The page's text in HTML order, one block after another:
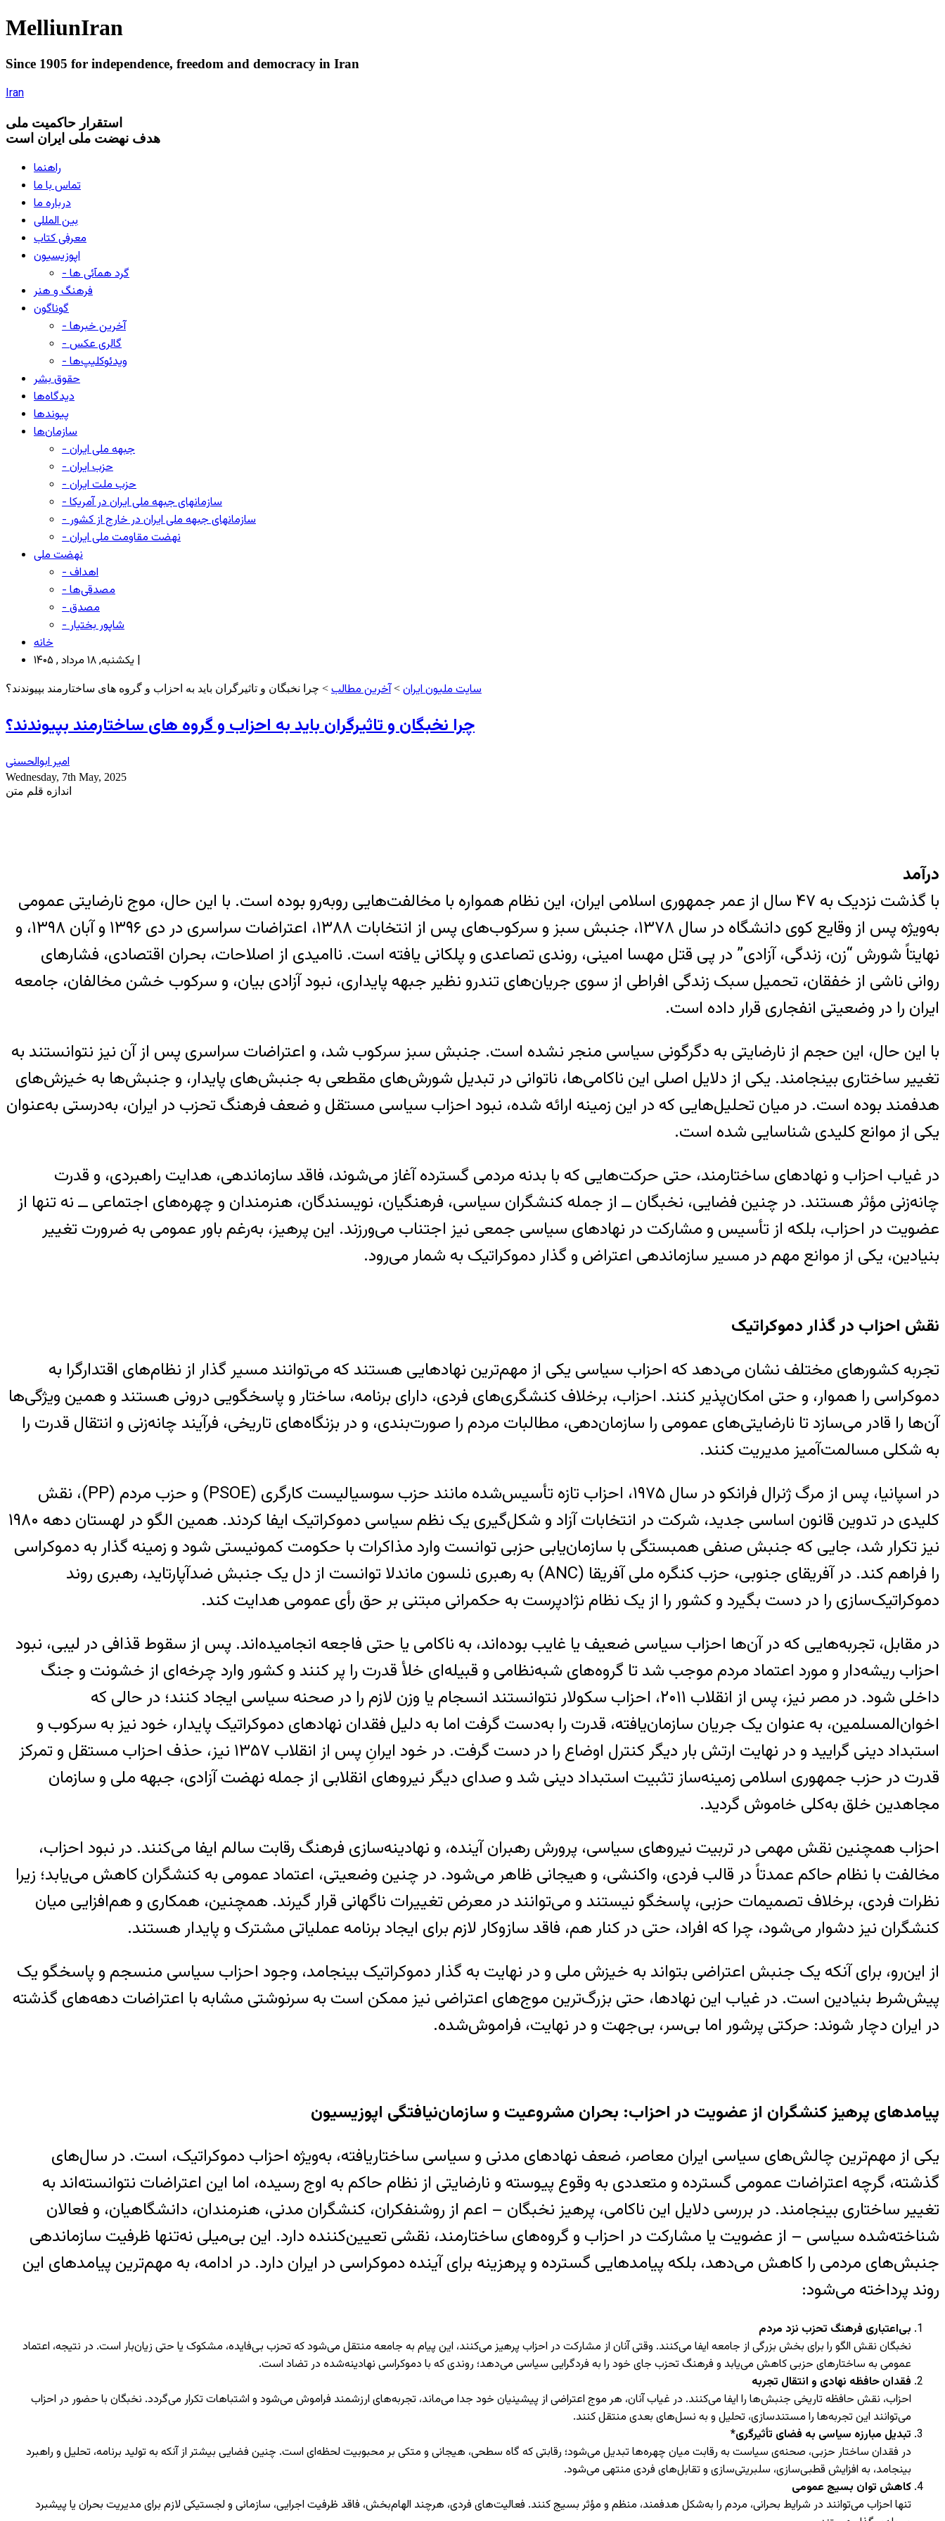
MelliunIran
Since 1905 for independence, freedom and democracy in Iran
Iran
استقرار حاکميت ملی
هدف نهضت ملی ایران است
راهنما
تماس با ما
درباره ما
بین المللی
معرفی کتاب
اپوزیسیون
- گرد همآئی ها
فرهنگ و هنر
گوناگون
- آخرین خبرها
- گالری عکس
- ویدئوکلیپ‌ها
حقوق بشر
دیدگاه‌ها
پیوندها
سازمان‌ها
- جبهه ملی ایران
- حزب ایران
- حزب ملت ایران
- سازمانهای جبهه ملی ایران در آمریکا
- سازمانهای جبهه ملی ایران در خارج از کشور
- نهضت مقاومت ملی ایران
نهضت ملی
- اهداف
- مصدقی‌ها
- مصدق
- شاپور بختیار
خانه
یکشنبه, ۱۸ مرداد , ۱۴۰۵ |
سایت ملیون ایران >آخرین مطالب > چرا نخبگان و تاثیرگران باید به احزاب و گروه های ساختارمند بپیوندند؟
چرا نخبگان و تاثیرگران باید به احزاب و گروه های ساختارمند بپیوندند؟
امیر ابوالحسنی
Wednesday, 7th May, 2025
اندازه قلم متن
درآمد
با گذشت نزدیک به ۴۷ سال از عمر جمهوری اسلامی ایران، این نظام همواره با مخالفت‌هایی روبه‌رو بوده است. با این حال، موج نارضایتی عمومی
به‌ویژه پس از وقایع کوی دانشگاه در سال ۱۳۷۸، جنبش سبز و سرکوب‌های پس از انتخابات ۱۳۸۸، اعتراضات سراسری در دی ۱۳۹۶ و آبان ۱۳۹۸، و
نهایتاً شورش “زن، زندگی، آزادی” در پی قتل مهسا امینی، روندی تصاعدی و پلکانی یافته است. ناامیدی از اصلاحات، بحران اقتصادی، فشارهای
روانی ناشی از خفقان، تحمیل سبک زندگی افراطی از سوی جریان‌های تندرو نظیر جبهه پایداری، نبود آزادی بیان، و سرکوب خشن مخالفان، جامعه
ایران را در وضعیتی انفجاری قرار داده است.
با این حال، این حجم از نارضایتی به دگرگونی سیاسی منجر نشده است. جنبش سبز سرکوب شد، و اعتراضات سراسری پس از آن نیز نتوانستند به
تغییر ساختاری بینجامند. یکی از دلایل اصلی این ناکامی‌ها، ناتوانی در تبدیل شورش‌های مقطعی به جنبش‌های پایدار، و جنبش‌ها به خیزش‌های
هدفمند بوده است. در میان تحلیل‌هایی که در این زمینه ارائه شده، نبود احزاب سیاسی مستقل و ضعف فرهنگ تحزب در ایران، به‌درستی به‌عنوان
یکی از موانع کلیدی شناسایی شده است.
در غیاب احزاب و نهادهای ساختارمند، حتی حرکت‌هایی که با بدنه مردمی گسترده آغاز می‌شوند، فاقد سازماندهی، هدایت راهبردی، و قدرت
چانه‌زنی مؤثر هستند. در چنین فضایی، نخبگان ــ از جمله کنشگران سیاسی، فرهنگیان، نویسندگان، هنرمندان و چهره‌های اجتماعی ــ نه تنها از
عضویت در احزاب، بلکه از تأسیس و مشارکت در نهادهای سیاسی جمعی نیز اجتناب می‌ورزند. این پرهیز، به‌رغم باور عمومی به ضرورت تغییر
بنیادین، یکی از موانع مهم در مسیر سازماندهی اعتراض و گذار دموکراتیک به شمار می‌رود.
نقش احزاب در گذار دموکراتیک
تجربه کشورهای مختلف نشان می‌دهد که احزاب سیاسی یکی از مهم‌ترین نهادهایی هستند که می‌توانند مسیر گذار از نظام‌های اقتدارگرا به
دموکراسی را هموار، و حتی امکان‌پذیر کنند. احزاب، برخلاف کنشگری‌های فردی، دارای برنامه، ساختار و پاسخگویی درونی هستند و همین ویژگی‌ها
آن‌ها را قادر می‌سازد تا نارضایتی‌های عمومی را سازمان‌دهی، مطالبات مردم را صورت‌بندی، و در بزنگاه‌های تاریخی، فرآیند چانه‌زنی و انتقال قدرت را
به شکلی مسالمت‌آمیز مدیریت کنند.
در اسپانیا، پس از مرگ ژنرال فرانکو در سال ۱۹۷۵، احزاب تازه تأسیس‌شده مانند حزب سوسیالیست کارگری (PSOE) و حزب مردم (PP)، نقش
کلیدی در تدوین قانون اساسی جدید، شرکت در انتخابات آزاد و شکل‌گیری یک نظم سیاسی دموکراتیک ایفا کردند. همین الگو در لهستان دهه ۱۹۸۰
نیز تکرار شد، جایی که جنبش صنفی همبستگی با سازمان‌یابی حزبی توانست وارد مذاکرات با حکومت کمونیستی شود و زمینه گذار به دموکراسی
را فراهم کند. در آفریقای جنوبی، حزب کنگره ملی آفریقا (ANC) به رهبری نلسون ماندلا توانست از دل یک جنبش ضدآپارتاید، رهبری روند
دموکراتیک‌سازی را در دست بگیرد و کشور را از یک نظام نژادپرست به حکمرانی مبتنی بر حق رأی عمومی هدایت کند.
در مقابل، تجربه‌هایی که در آن‌ها احزاب سیاسی ضعیف یا غایب بوده‌اند، به ناکامی یا حتی فاجعه انجامیده‌اند. پس از سقوط قذافی در لیبی، نبود
احزاب ریشه‌دار و مورد اعتماد مردم موجب شد تا گروه‌های شبه‌نظامی و قبیله‌ای خلأ قدرت را پر کنند و کشور وارد چرخه‌ای از خشونت و جنگ
داخلی شود. در مصر نیز، پس از انقلاب ۲۰۱۱، احزاب سکولار نتوانستند انسجام یا وزن لازم را در صحنه سیاسی ایجاد کنند؛ در حالی که
اخوان‌المسلمین، به عنوان یک جریان سازمان‌یافته، قدرت را به‌دست گرفت اما به دلیل فقدان نهادهای دموکراتیک پایدار، خود نیز به سرکوب و
استبداد دینی گرایید و در نهایت ارتش بار دیگر کنترل اوضاع را در دست گرفت. در خود ایرانِ پس از انقلاب ۱۳۵۷ نیز، حذف احزاب مستقل و تمرکز
قدرت در حزب جمهوری اسلامی زمینه‌ساز تثبیت استبداد دینی شد و صدای دیگر نیروهای انقلابی از جمله نهضت آزادی، جبهه ملی و سازمان
مجاهدین خلق به‌کلی خاموش گردید.
احزاب همچنین نقش مهمی در تربیت نیروهای سیاسی، پرورش رهبران آینده، و نهادینه‌سازی فرهنگ رقابت سالم ایفا می‌کنند. در نبود احزاب،
مخالفت با نظام حاکم عمدتاً در قالب فردی، واکنشی، و هیجانی ظاهر می‌شود. در چنین وضعیتی، اعتماد عمومی به کنشگران کاهش می‌یابد؛ زیرا
نظرات فردی، برخلاف تصمیمات حزبی، پاسخگو نیستند و می‌توانند در معرض تغییرات ناگهانی قرار گیرند. همچنین، همکاری و هم‌افزایی میان
کنشگران نیز دشوار می‌شود، چرا که افراد، حتی در کنار هم، فاقد سازوکار لازم برای ایجاد برنامه عملیاتی مشترک و پایدار هستند.
از این‌رو، برای آنکه یک جنبش اعتراضی بتواند به خیزش ملی و در نهایت به گذار دموکراتیک بینجامد، وجود احزاب سیاسی منسجم و پاسخگو یک
پیش‌شرط بنیادین است. در غیاب این نهادها، حتی بزرگ‌ترین موج‌های اعتراضی نیز ممکن است به سرنوشتی مشابه با اعتراضات دهه‌های گذشته
در ایران دچار شوند: حرکتی پرشور اما بی‌سر، بی‌جهت و در نهایت، فراموش‌شده.
پیامدهای پرهیز کنشگران از عضویت در احزاب: بحران مشروعیت و سازمان‌نیافتگی اپوزیسیون
یکی از مهم‌ترین چالش‌های سیاسی ایران معاصر، ضعف نهادهای مدنی و سیاسی ساختاریافته، به‌ویژه احزاب دموکراتیک، است. در سال‌های
گذشته، گرچه اعتراضات عمومی گسترده و متعددی به وقوع پیوسته و نارضایتی از نظام حاکم به اوج رسیده، اما این اعتراضات نتوانسته‌اند به
تغییر ساختاری بینجامند. در بررسی دلایل این ناکامی، پرهیز نخبگان – اعم از روشنفکران، کنشگران مدنی، هنرمندان، دانشگاهیان، و فعالان
شناخته‌شده سیاسی – از عضویت یا مشارکت در احزاب و گروه‌های ساختارمند، نقشی تعیین‌کننده دارد. این بی‌میلی نه‌تنها ظرفیت سازماندهی
جنبش‌های مردمی را کاهش می‌دهد، بلکه پیامدهایی گسترده و پرهزینه برای آینده‌ دموکراسی در ایران دارد. در ادامه، به مهم‌ترین پیامدهای این
روند پرداخته می‌شود:
بی‌اعتباری فرهنگ تحزب نزد مردم
نخبگان نقش الگو را برای بخش بزرگی از جامعه ایفا می‌کنند. وقتی آنان از مشارکت در احزاب پرهیز می‌کنند، این پیام به جامعه منتقل می‌شود که تحزب بی‌فایده، مشکوک یا حتی زیان‌بار است. در نتیجه، اعتماد
عمومی به ساختارهای حزبی کاهش می‌یابد و فرهنگ تحزب جای خود را به فردگرایی سیاسی می‌دهد؛ روندی که با دموکراسی نهادینه‌شده در تضاد است.
فقدان حافظه نهادی و انتقال تجربه
احزاب، نقش حافظه تاریخی جنبش‌ها را ایفا می‌کنند. در غیاب آنان، هر موج اعتراضی از پیشینیان خود جدا می‌ماند، تجربه‌های ارزشمند فراموش می‌شود و اشتباهات تکرار می‌گردد. نخبگان با حضور در احزاب
می‌توانند این تجربه‌ها را مستندسازی، تحلیل و به نسل‌های بعدی منتقل کنند.
تبدیل مبارزه سیاسی به فضای تأثیرگری*
در فقدان ساختار حزبی، صحنه‌ی سیاست به رقابت میان چهره‌ها تبدیل می‌شود؛ رقابتی که گاه سطحی، هیجانی و متکی بر محبوبیت لحظه‌ای است. چنین فضایی بیشتر از آنکه به تولید برنامه، تحلیل و راهبرد
بینجامد، به افزایش قطبی‌سازی، سلبریتی‌سازی و تقابل‌های فردی منتهی می‌شود.
کاهش توان بسیج عمومی
تنها احزاب می‌توانند در شرایط بحرانی، مردم را به‌شکل هدفمند، منظم و مؤثر بسیج کنند. فعالیت‌های فردی، هرچند الهام‌بخش، فاقد ظرفیت اجرایی، سازمانی و لجستیکی لازم برای مدیریت بحران یا پیشبرد